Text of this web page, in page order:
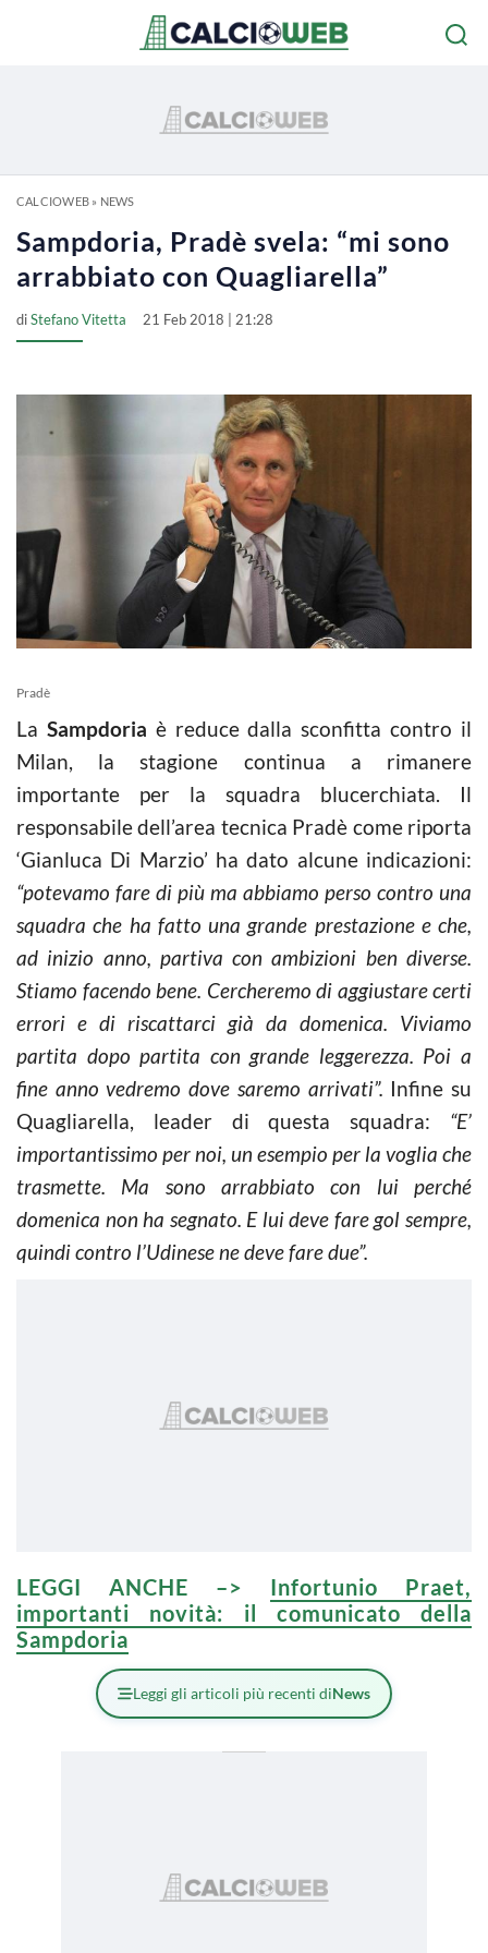
CALCIOWEB» NEWS
Sampdoria, Pradè svela: “mi sono
arrabbiato con Quagliarella”
diStefano Vitetta 21 Feb 2018 | 21:28
Pradè
La Sampdoria è reduce dalla sconfitta contro il
Milan, la stagione continua a rimanere
importante per la squadra blucerchiata. Il
responsabile dell’area tecnica Pradè come riporta
‘Gianluca Di Marzio’ ha dato alcune indicazioni:
“potevamo fare di più ma abbiamo perso contro una
squadra che ha fatto una grande prestazione e che,
ad inizio anno, partiva con ambizioni ben diverse.
Stiamo facendo bene. Cercheremo di aggiustare certi
errori e di riscattarci già da domenica. Viviamo
partita dopo partita con grande leggerezza. Poi a
fine anno vedremo dove saremo arrivati”. Infine su
Quagliarella, leader di questa squadra: “E’
importantissimo per noi, un esempio per la voglia che
trasmette. Ma sono arrabbiato con lui perché
domenica non ha segnato. E lui deve fare gol sempre,
quindi contro l’Udinese ne deve fare due”.
LEGGI ANCHE –> Infortunio Praet,
importanti novità: il comunicato della
Sampdoria
Leggi gli articoli più recenti diNews